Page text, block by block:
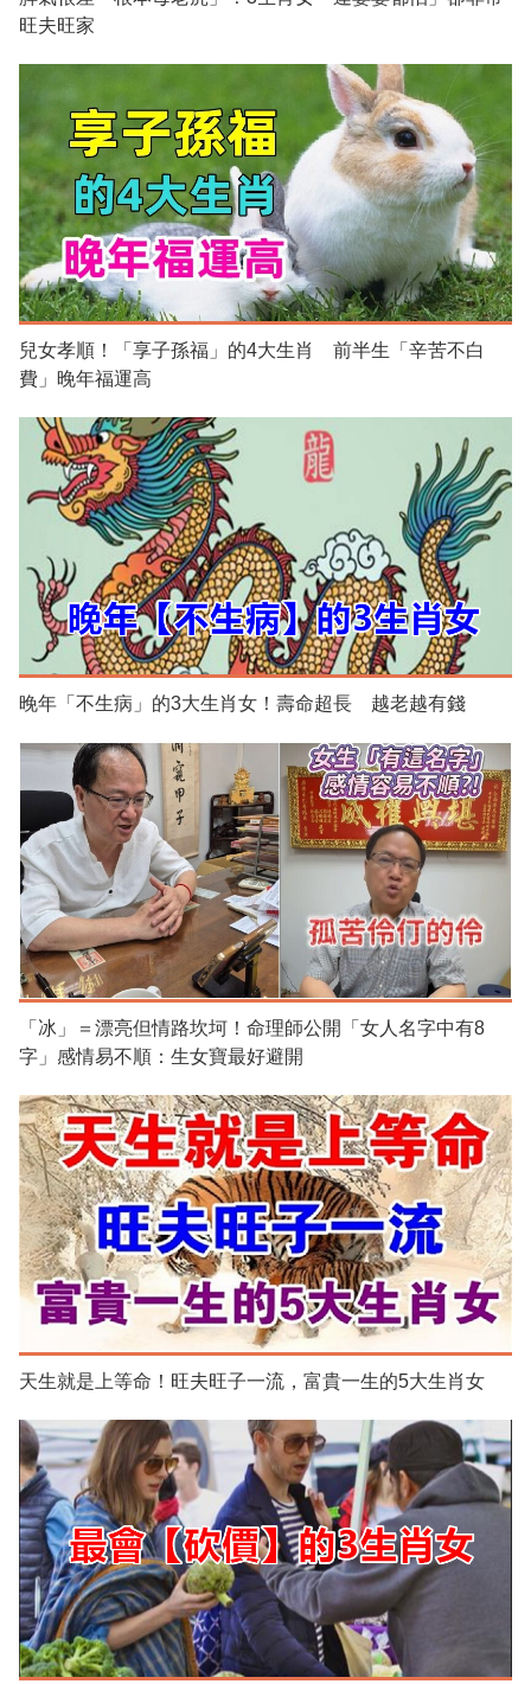
旺夫旺家
兒女孝順！「享子孫福」的4大生肖 前半生「辛苦不白
費」晚年福運高
晚年「不生病」的3大生肖女！壽命超長 越老越有錢
「冰」＝漂亮但情路坎坷！命理師公開「女人名字中有8
字」感情易不順：生女寶最好避開
天生就是上等命！旺夫旺子一流，富貴一生的5大生肖女